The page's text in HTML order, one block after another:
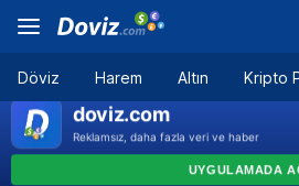
Döviz Harem Altın Kripto